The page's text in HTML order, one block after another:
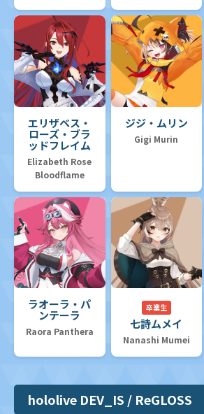
エリザベス・
ローズ・ブラ
ッドフレイム
Elizabeth Rose
Bloodflame
ジジ・ムリン
Gigi Murin
ラオーラ・パ
ンテーラ
Raora Panthera
卒業生
七詩ムメイ
Nanashi Mumei
hololive DEV_IS / ReGLOSS